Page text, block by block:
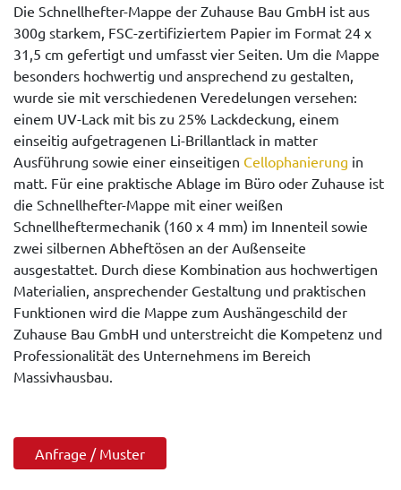
Die Schnellhefter-Mappe der Zuhause Bau GmbH ist aus
300g starkem, FSC-zertifiziertem Papier im Format 24 x
31,5 cm gefertigt und umfasst vier Seiten. Um die Mappe
besonders hochwertig und ansprechend zu gestalten,
wurde sie mit verschiedenen Veredelungen versehen:
einem UV-Lack mit bis zu 25% Lackdeckung, einem
einseitig aufgetragenen Li-Brillantlack in matter
Ausführung sowie einer einseitigen Cellophanierung in
matt. Für eine praktische Ablage im Büro oder Zuhause ist
die Schnellhefter-Mappe mit einer weißen
Schnellheftermechanik (160 x 4 mm) im Innenteil sowie
zwei silbernen Abheftösen an der Außenseite
ausgestattet. Durch diese Kombination aus hochwertigen
Materialien, ansprechender Gestaltung und praktischen
Funktionen wird die Mappe zum Aushängeschild der
Zuhause Bau GmbH und unterstreicht die Kompetenz und
Professionalität des Unternehmens im Bereich
Massivhausbau.
Anfrage / Muster